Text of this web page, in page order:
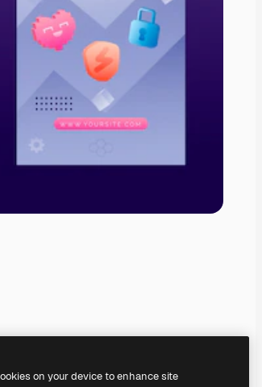
on your device to enhance site